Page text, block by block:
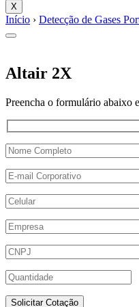
X
Início › Detecção de Gases
Altair 2X
Preencha o formulário abaixo